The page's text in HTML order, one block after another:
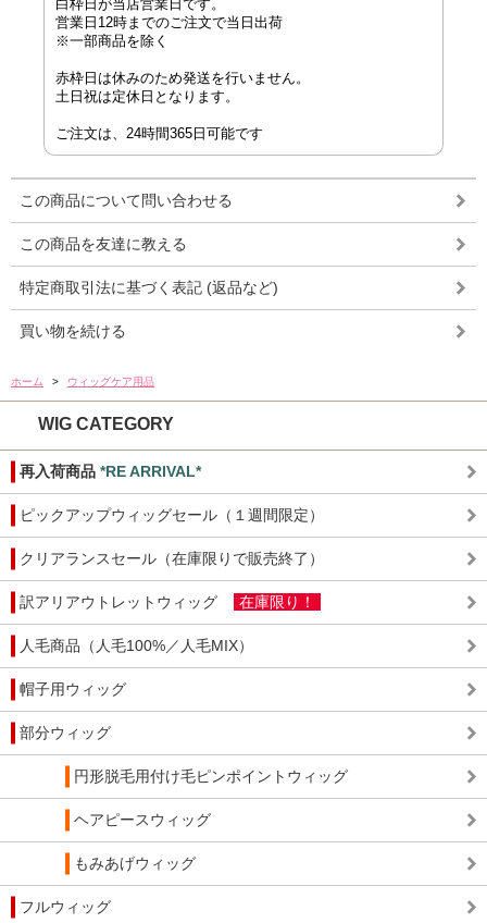
白枠日が当店営業日です。
営業日12時までのご注文で当日出荷
※一部商品を除く
赤枠日は休みのため発送を行いません。
土日祝は定休日となります。
ご注文は、24時間365日可能です
この商品について問い合わせる
この商品を友達に教える
特定商取引法に基づく表記 (返品など)
買い物を続ける
ホーム > ウィッグケア用品
WIG CATEGORY
再入荷商品 *RE ARRIVAL*
ピックアップウィッグセール（１週間限定）
クリアランスセール（在庫限りで販売終了）
訳アリアウトレットウィッグ 在庫限り！
人毛商品（人毛100%／人毛MIX）
帽子用ウィッグ
部分ウィッグ
円形脱毛用付け毛ピンポイントウィッグ
ヘアピースウィッグ
もみあげウィッグ
フルウィッグ